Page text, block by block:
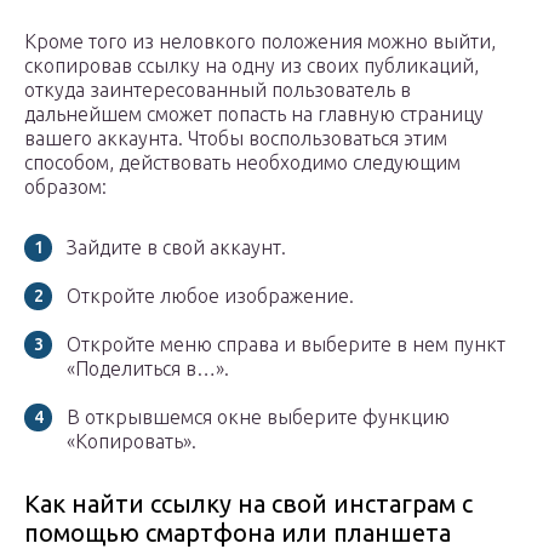
Кроме того из неловкого положения можно выйти,
скопировав ссылку на одну из своих публикаций,
откуда заинтересованный пользователь в
дальнейшем сможет попасть на главную страницу
вашего аккаунта. Чтобы воспользоваться этим
способом, действовать необходимо следующим
образом:
Зайдите в свой аккаунт.
Откройте любое изображение.
Откройте меню справа и выберите в нем пункт
«Поделиться в…».
В открывшемся окне выберите функцию
«Копировать».
Как найти ссылку на свой инстаграм с
помощью смартфона или планшета